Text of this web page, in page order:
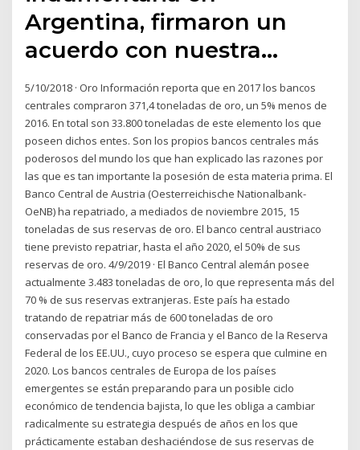
Argentina, firmaron un
acuerdo con nuestra…
5/10/2018 · Oro Información reporta que en 2017 los bancos
centrales compraron 371,4 toneladas de oro, un 5% menos de
2016. En total son 33.800 toneladas de este elemento los que
poseen dichos entes. Son los propios bancos centrales más
poderosos del mundo los que han explicado las razones por
las que es tan importante la posesión de esta materia prima. El
Banco Central de Austria (Oesterreichische Nationalbank-
OeNB) ha repatriado, a mediados de noviembre 2015, 15
toneladas de sus reservas de oro. El banco central austriaco
tiene previsto repatriar, hasta el año 2020, el 50% de sus
reservas de oro. 4/9/2019 · El Banco Central alemán posee
actualmente 3.483 toneladas de oro, lo que representa más del
70 % de sus reservas extranjeras. Este país ha estado
tratando de repatriar más de 600 toneladas de oro
conservadas por el Banco de Francia y el Banco de la Reserva
Federal de los EE.UU., cuyo proceso se espera que culmine en
2020. Los bancos centrales de Europa de los países
emergentes se están preparando para un posible ciclo
económico de tendencia bajista, lo que les obliga a cambiar
radicalmente su estrategia después de años en los que
prácticamente estaban deshaciéndose de sus reservas de